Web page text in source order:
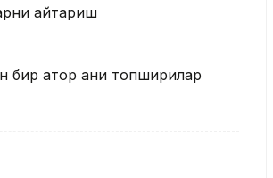
қайтариш
қатор аниқ топшириқлар